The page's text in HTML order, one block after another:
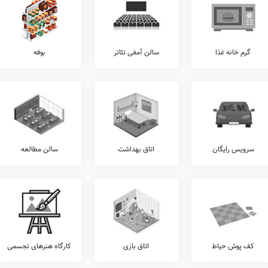
ایمان، بواسطه شرایط انتشار ویروس کووید 19، از سامانه شاد که توسط وزارت آموزش و پرورش تهیه شده است بهره می برد. ضمناً امکانات هوشمندی
کلاس آنلاین، وبسایت، استدیو ضبط محتوای آموزشی،سامانه LMS
، حضور و غیاب الکترونیکی،
مدرسه شامل موارد برگزاری مسابقات علمی درون مدرسه ای، برگزاری اردوهای مذهبی،
درون مدرسه ای، برگزاری اعیاد مذهبی، شرکت در مسابقات فرهنگی و هنری برون مدرسه ای،
خدمات را نظیر کلاس های فوق برنامه درسی، آموزش کامپیوتر، آموزش خوشنویسی، آموزش
زنی، کلاس های هوش و خلاقیت، آموزش زبان عربی، آموزش لگو، آموزش مهارت های
گرم خانه غذا سالن آمفی تئاتر بوفه
سرویس رایگان اتاق بهداشت سالن مطالعه
کف پوش حیاط اتاق بازی کارگاه هنرهای تجسمی